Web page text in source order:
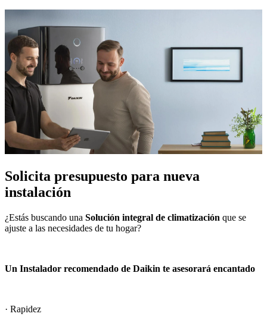
Solicita presupuesto para nueva
instalación
¿Estás buscando una Solución integral de climatización que se
ajuste a las necesidades de tu hogar?
Un Instalador recomendado de Daikin te asesorará encantado
· Rapidez